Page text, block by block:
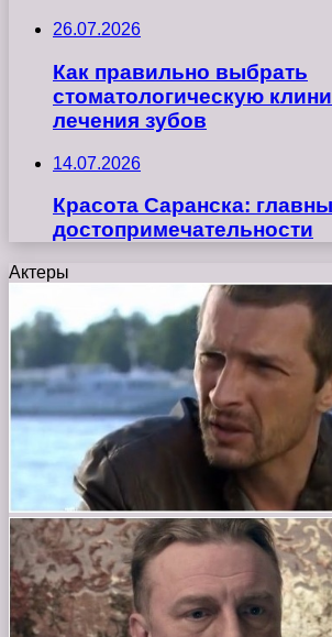
26.07.2026
Как правильно выбрать
стоматологическую
лечения зубов
14.07.2026
Красота Саранска:
достопримечательности
Актеры